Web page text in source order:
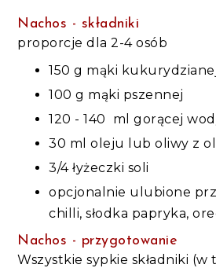
Nachos - składniki
proporcje dla 2-4 osób
150 g mąki
100 g mąki pszennej
120 - 140 ml gorącej
30 ml oleju lub oliwy z
3/4 łyżeczki soli
opcjonalnie ulubione
chilli, słodka papryka,
Nachos - przygotowanie
Wszystkie sypkie składniki